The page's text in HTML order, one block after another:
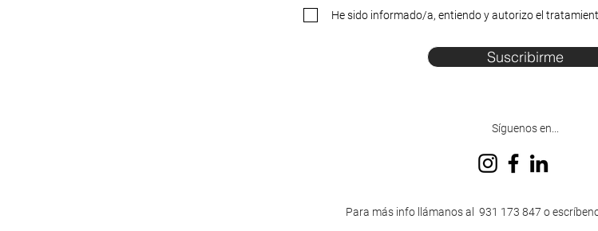
He sido informado/a, entiendo y autorizo el
Suscribirme
Síguenos en...
Para más info llámanos al 931 173 847 o